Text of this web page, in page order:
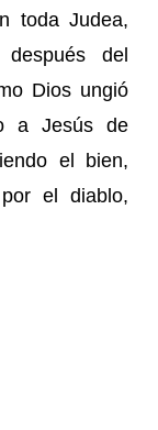
toda Judea,
del
Dios ungió
a Jesús de
el bien,
el diablo,